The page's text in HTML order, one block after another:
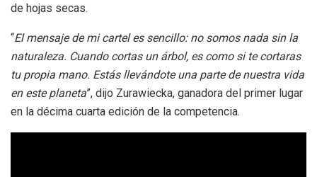
de hojas secas.
“El mensaje de mi cartel es sencillo: no somos nada sin la
naturaleza. Cuando cortas un árbol, es como si te cortaras
tu propia mano. Estás llevándote una parte de nuestra vida
en este planeta”, dijo Zurawiecka, ganadora del primer lugar
en la décima cuarta edición de la competencia.